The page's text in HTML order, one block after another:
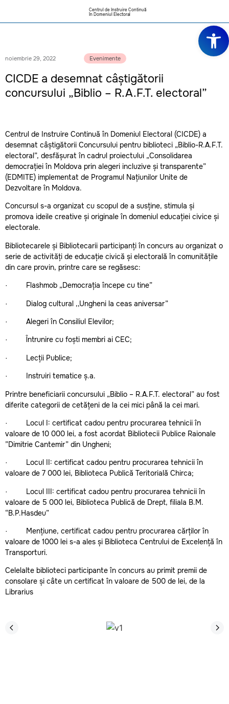
Centrul de Instruire Continuă
în Domeniul Electoral
noiembrie 29, 2022 Evenimente
CICDE a desemnat câștigătorii
concursului „Biblio – R.A.F.T. electoral”
Centrul de Instruire Continuă în Domeniul Electoral (CICDE) a
desemnat câștigătorii Concursului pentru biblioteci „Biblio-R.A.F.T.
electoral”, desfășurat în cadrul proiectului „Consolidarea
democrației în Moldova prin alegeri incluzive și transparente”
(EDMITE) implementat de Programul Națiunilor Unite de
Dezvoltare în Moldova.
Concursul s-a organizat cu scopul de a susține, stimula și
promova ideile creative și originale în domeniul educației civice și
electorale.
Bibliotecarele și Bibliotecarii participanți în concurs au organizat o
serie de activități de educație civică și electorală în comunitățile
din care provin, printre care se regăsesc:
· Flashmob „Democrația începe cu tine”
· Dialog cultural ,,Ungheni la ceas aniversar”
· Alegeri în Consiliul Elevilor;
· Întrunire cu foști membri ai CEC;
· Lecții Publice;
· Instruiri tematice ș.a.
Printre beneficiarii concursului „Biblio – R.A.F.T. electoral” au fost
diferite categorii de cetățeni de la cei mici până la cei mari.
· Locul I: certificat cadou pentru procurarea tehnicii în
valoare de 10 000 lei, a fost acordat Bibliotecii Publice Raionale
”Dimitrie Cantemir” din Ungheni;
· Locul II: certificat cadou pentru procurarea tehnicii în
valoare de 7 000 lei, Biblioteca Publică Teritorială Chirca;
· Locul III: certificat cadou pentru procurarea tehnicii în
valoare de 5 000 lei, Biblioteca Publică de Drept, filiala B.M.
“B.P.Hasdeu”
· Mențiune, certificat cadou pentru procurarea cărților în
valoare de 1000 lei s-a ales și Biblioteca Centrului de Excelență în
Transporturi.
Celelalte biblioteci participante în concurs au primit premii de
consolare și câte un certificat în valoare de 500 de lei, de la
Librarius
Deschide